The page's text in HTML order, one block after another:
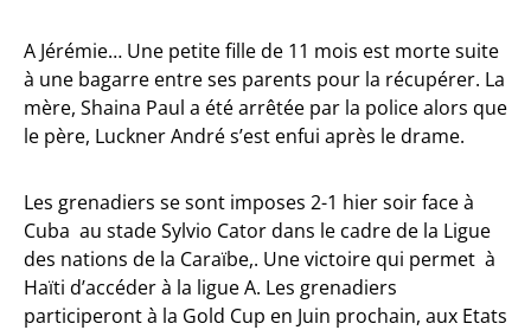
A Jérémie… Une petite fille de 11 mois est morte suite
à une bagarre entre ses parents pour la récupérer. La
mère, Shaina Paul a été arrêtée par la police alors que
le père, Luckner André s’est enfui après le drame.
Les grenadiers se sont imposes 2-1 hier soir face à
Cuba au stade Sylvio Cator dans le cadre de la Ligue
des nations de la Caraïbe,. Une victoire qui permet à
Haïti d’accéder à la ligue A. Les grenadiers
participeront à la Gold Cup en Juin prochain, aux Etats